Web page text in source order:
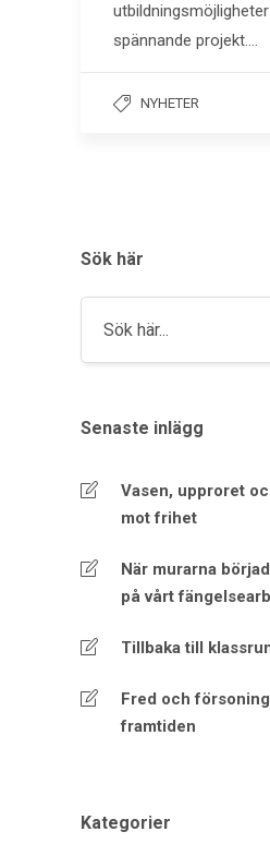
spännande projekt….
NYHETER
Sök här
Senaste inlägg
Vasen, upproret
mot frihet
När murarna
på vårt
Tillbaka till
Fred och
framtiden
Kategorier